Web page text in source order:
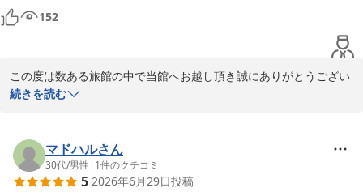
暑さ厳しき折、何卒ご自愛くださいませ。
味覚のお宿　山田屋　従業員一同
2026-07-20
152
この度は数ある旅館の中で当館へお越し頂き誠にありがとうござい
ます。
またお忙しい中、大変寛容なお声を早速にお寄せ頂き心より感謝申
し上げます。
満点の総合評価と清掃についてのあたたかなお声を賜り、スタッフ
一同大変励みになっております。
続きを読む
マドハルさん
30代/男性 | 1件のクチコミ
5 2026年6月29日投稿